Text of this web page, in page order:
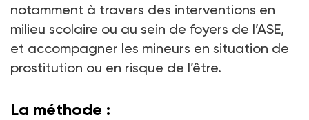
notamment à travers des interventions en
milieu scolaire ou au sein de foyers de l’ASE,
et accompagner les mineurs en situation de
prostitution ou en risque de l’être.
La méthode :